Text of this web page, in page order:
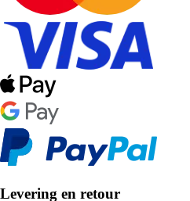
Levering en retour